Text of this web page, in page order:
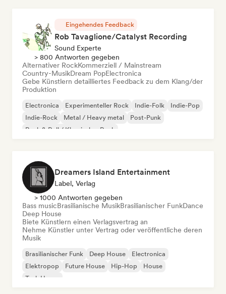
Eingehendes Feedback
Rob Tavaglione/Catalyst Recording
Sound Experte
> 800 Antworten gegeben
Alternativer RockKommerziell / Mainstream
Country-MusikDream PopElectronica
Gebe Künstlern detailliertes Feedback zu dem Klang/der
Produktion
Electronica Experimenteller Rock Indie-Folk
Indie-Pop
Indie-Rock
Metal / Heavy metal
Post-Punk
Rock & Roll / Klassischer Rock
Dreamers Island Entertainment
Label, Verlag
> 1000 Antworten gegeben
Bass musicBrasilianische MusikBrasilianischer FunkDance
Deep House
Biete Künstlern einen Verlagsvertrag an
Nehme Künstler unter Vertrag oder veröffentliche deren
Musik
Brasilianischer Funk Deep House
Electronica
Elektropop
Future House Hip-Hop
House
Tech House